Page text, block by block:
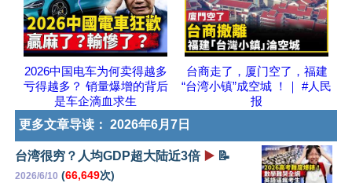
2026中国电车为何卖得越多
亏得越多？ 销量爆增的背后
是车企滴血求生
台商走了，厦门空了，福建
“台湾小镇”成空城 ！｜ #人民
报
更多文章导读： 2026年6月7日
台湾很穷？人均GDP超大陆近3倍 ▶️ 📝
2026/6/10 (66,649次)